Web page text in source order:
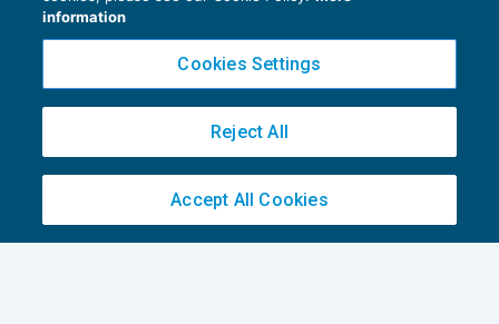
notorio
CONTRATTO DI LAVORO27/03/2026
Privacy Policy
Cookie Policy
information
Cookies Settings
Reject All
Accept All Cookies